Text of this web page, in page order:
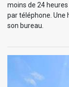
moins de 24
par téléphone. Une
son bureau.